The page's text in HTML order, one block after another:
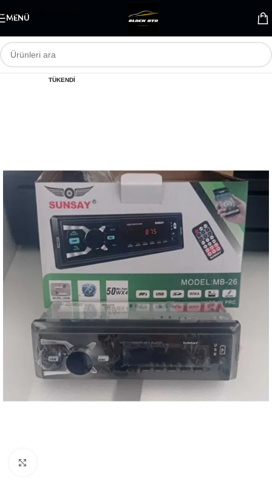
Skip to main content
MENÜ
TÜKENDI